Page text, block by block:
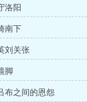
洛阳
南下
刘关张
脚
布之间的恩怨